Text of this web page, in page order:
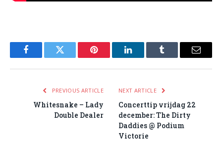
FacebookTwitter Pinterest LinkedInTumblr Email
PREVIOUS ARTICLE
Whitesnake – Lady
Double Dealer
NEXT ARTICLE
Concerttip vrijdag 22
december: The Dirty
Daddies @ Podium
Victorie